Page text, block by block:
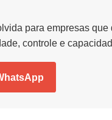
impresso e
fast food,